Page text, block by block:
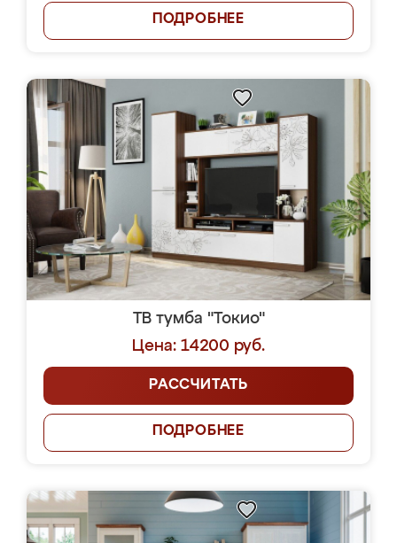
ПОДРОБНЕЕ
ТВ тумба "Токио"
Цена: 14200 руб.
РАССЧИТАТЬ
ПОДРОБНЕЕ